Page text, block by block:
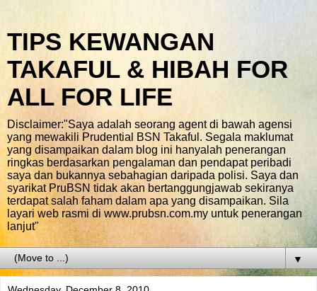
TIPS KEWANGAN
TAKAFUL & HIBAH FOR
ALL FOR LIFE
Disclaimer:"Saya adalah seorang agent di bawah agensi
yang mewakili Prudential BSN Takaful. Segala maklumat
yang disampaikan dalam blog ini hanyalah penerangan
ringkas berdasarkan pengalaman dan pendapat peribadi
saya dan bukannya sebahagian daripada polisi. Saya dan
syarikat PruBSN tidak akan bertanggungjawab sekiranya
terdapat salah faham dalam apa yang disampaikan. Sila
layari web rasmi di www.prubsn.com.my untuk penerangan
lanjut"
▼